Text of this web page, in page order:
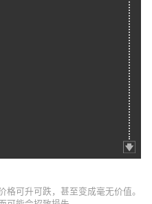
可升可跌，甚至变成毫无价值。